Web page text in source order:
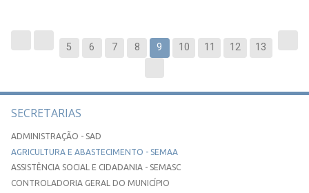
5 6 7 8 9 10 11 12 13
SECRETARIAS
ADMINISTRAÇÃO - SAD
AGRICULTURA E ABASTECIMENTO - SEMAA
ASSISTÊNCIA SOCIAL E CIDADANIA - SEMASC
CONTROLADORIA GERAL DO MUNICÍPIO